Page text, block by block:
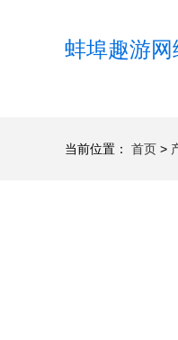
蚌埠趣游网
当前位置： 首页 >